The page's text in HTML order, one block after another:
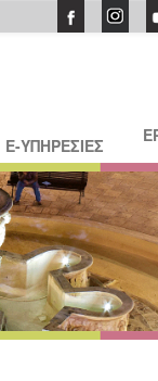
E-ΥΠΗΡΕΣΙΕΣ